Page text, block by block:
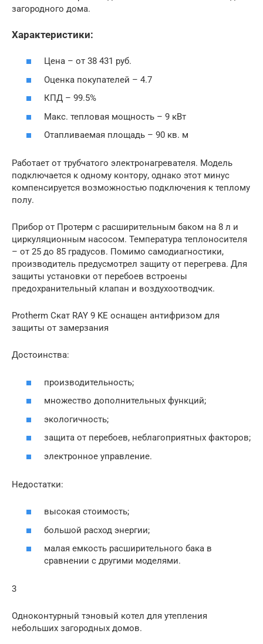
загородного дома.
Характеристики:
Цена – от 38 431 руб.
Оценка покупателей – 4.7
КПД – 99.5%
Макс. тепловая мощность – 9 кВт
Отапливаемая площадь – 90 кв. м
Работает от трубчатого электронагревателя. Модель
подключается к одному контору, однако этот минус
компенсируется возможностью подключения к теплому
полу.
Прибор от Протерм с расширительным баком на 8 л и
циркуляционным насосом. Температура теплоносителя
– от 25 до 85 градусов. Помимо самодиагностики,
производитель предусмотрел защиту от перегрева. Для
защиты установки от перебоев встроены
предохранительный клапан и воздухоотводчик.
Protherm Скат RAY 9 KE оснащен антифризом для
защиты от замерзания
Достоинства:
производительность;
множество дополнительных функций;
экологичность;
защита от перебоев, неблагоприятных факторов;
электронное управление.
Недостатки:
высокая стоимость;
большой расход энергии;
малая емкость расширительного бака в
сравнении с другими моделями.
3
Одноконтурный тэновый котел для утепления
небольших загородных домов.